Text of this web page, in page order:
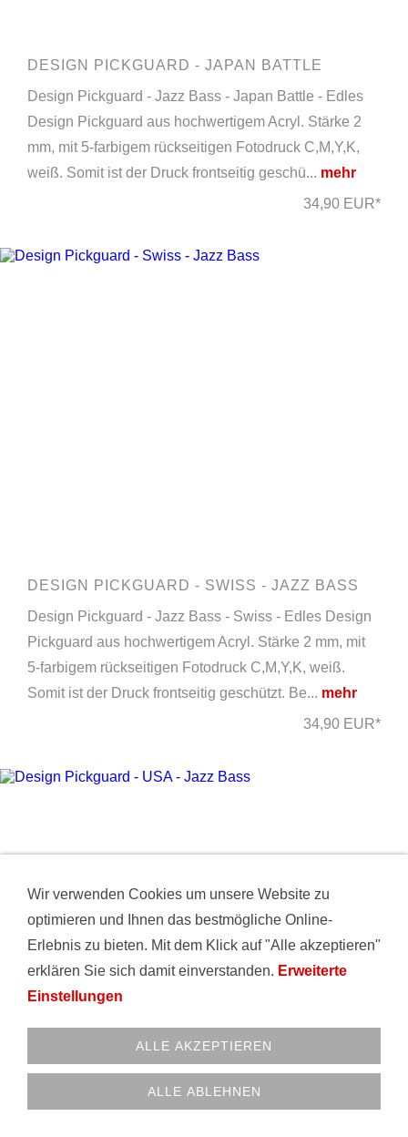
DESIGN PICKGUARD - JAPAN BATTLE
Design Pickguard - Jazz Bass - Japan Battle - Edles
Design Pickguard aus hochwertigem Acryl. Stärke 2
mm, mit 5-farbigem rückseitigen Fotodruck C,M,Y,K,
weiß. Somit ist der Druck frontseitig geschü... mehr
34,90 EUR*
DESIGN PICKGUARD - SWISS - JAZZ BASS
Design Pickguard - Jazz Bass - Swiss - Edles Design
Pickguard aus hochwertigem Acryl. Stärke 2 mm, mit
5-farbigem rückseitigen Fotodruck C,M,Y,K, weiß.
Somit ist der Druck frontseitig geschützt. Be... mehr
34,90 EUR*
DESIGN PICKGUARD - USA - JAZZ BASS
Wir verwenden Cookies um unsere Website zu
optimieren und Ihnen das bestmögliche Online-
Erlebnis zu bieten. Mit dem Klick auf "Alle akzeptieren"
erklären Sie sich damit einverstanden. Erweiterte
Einstellungen
ALLE AKZEPTIEREN
ALLE ABLEHNEN